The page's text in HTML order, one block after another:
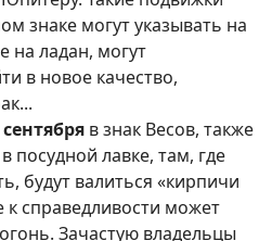
знаке могут указывать на
на ладан, могут
в новое качество,
сентября в знак Весов, также
посудной лавке, там, где
будут валиться «кирпичи
к справедливости может
Зачастую владельцы